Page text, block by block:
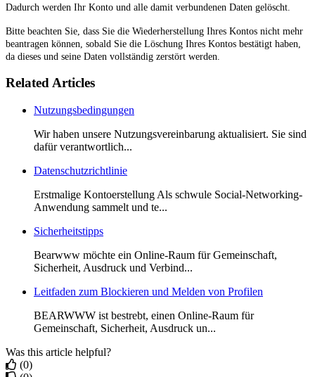
Dadurch werden Ihr Konto und alle damit verbundenen Daten gelöscht.
Bitte beachten Sie, dass Sie die Wiederherstellung Ihres Kontos nicht mehr
beantragen können, sobald Sie die Löschung Ihres Kontos bestätigt haben,
da dieses und seine Daten vollständig zerstört werden.
Related Articles
Nutzungsbedingungen
Wir haben unsere Nutzungsvereinbarung aktualisiert. Sie sind
dafür verantwortlich...
Datenschutzrichtlinie
Erstmalige Kontoerstellung Als schwule Social-Networking-
Anwendung sammelt und te...
Sicherheitstipps
Bearwww möchte ein Online-Raum für Gemeinschaft,
Sicherheit, Ausdruck und Verbind...
Leitfaden zum Blockieren und Melden von Profilen
BEARWWW ist bestrebt, einen Online-Raum für
Gemeinschaft, Sicherheit, Ausdruck un...
Was this article helpful?
(0)